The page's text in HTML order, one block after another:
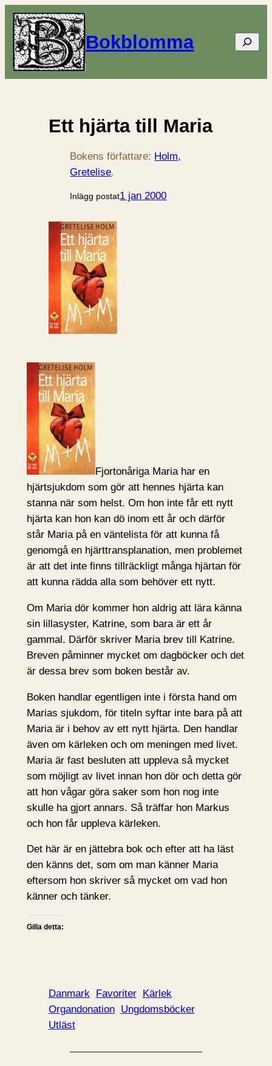
Bokblomma Sök
Ett hjärta till Maria
Bokens författare: Holm,
Gretelise.
Inlägg postat1 jan 2000
Fjortonåriga Maria har en
hjärtsjukdom som gör att hennes hjärta kan
stanna när som helst. Om hon inte får ett nytt
hjärta kan hon kan dö inom ett år och därför
står Maria på en väntelista för att kunna få
genomgå en hjärttransplanation, men problemet
är att det inte finns tillräckligt många hjärtan för
att kunna rädda alla som behöver ett nytt.
Om Maria dör kommer hon aldrig att lära känna
sin lillasyster, Katrine, som bara är ett år
gammal. Därför skriver Maria brev till Katrine.
Breven påminner mycket om dagböcker och det
är dessa brev som boken består av.
Boken handlar egentligen inte i första hand om
Marias sjukdom, för titeln syftar inte bara på att
Maria är i behov av ett nytt hjärta. Den handlar
även om kärleken och om meningen med livet.
Maria är fast besluten att uppleva så mycket
som möjligt av livet innan hon dör och detta gör
att hon vågar göra saker som hon nog inte
skulle ha gjort annars. Så träffar hon Markus
och hon får uppleva kärleken.
Det här är en jättebra bok och efter att ha läst
den känns det, som om man känner Maria
eftersom hon skriver så mycket om vad hon
känner och tänker.
Gilla detta:
Danmark Favoriter Kärlek
Organdonation Ungdomsböcker
Utläst